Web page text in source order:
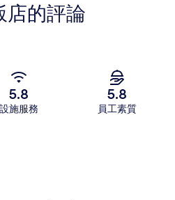
的評論
5.8
設施服務
5.8
員工素質